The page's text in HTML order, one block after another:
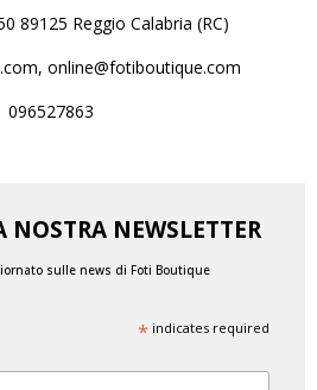
89125 Reggio Calabria (RC)
online@fotiboutique.com
096527863
NOSTRA NEWSLETTER
sulle news di Foti Boutique
*indicates required